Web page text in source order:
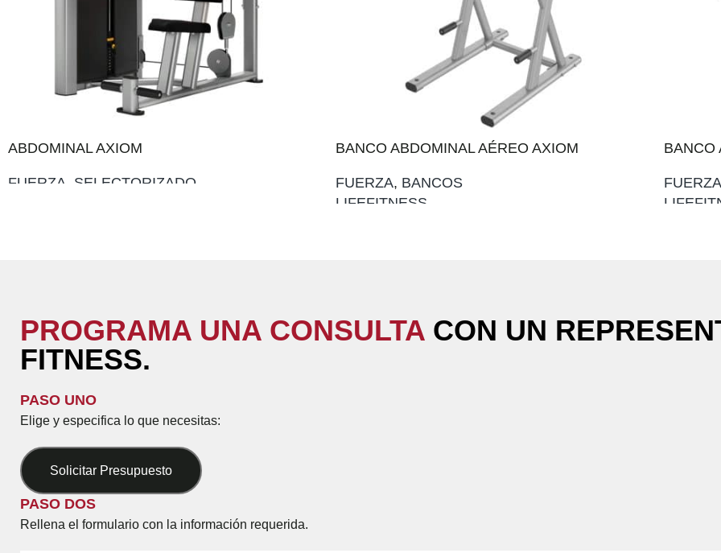
ABDOMINAL AXIOM
FUERZA SELECTORIZADO
BANCO ABDOMINAL AÉREO AXIOM
FUERZA, BANCOS
LIFEFITNESS
BANCO
FUERZA
PROGRAMA UNA CONSULTA CON UN
FITNESS.
PASO UNO
Elige y especifica lo que necesitas:
Solicitar Presupuesto
PASO DOS
Rellena el formulario con la información requerida.